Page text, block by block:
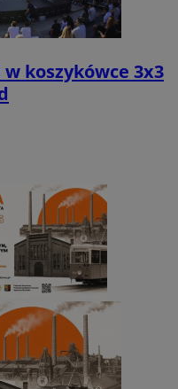
koszykówce 3x3